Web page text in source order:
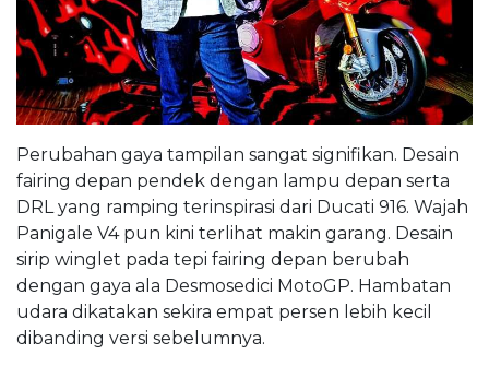
Perubahan gaya tampilan sangat signifikan. Desain
fairing depan pendek dengan lampu depan serta
DRL yang ramping terinspirasi dari Ducati 916. Wajah
Panigale V4 pun kini terlihat makin garang. Desain
sirip winglet pada tepi fairing depan berubah
dengan gaya ala Desmosedici MotoGP. Hambatan
udara dikatakan sekira empat persen lebih kecil
dibanding versi sebelumnya.